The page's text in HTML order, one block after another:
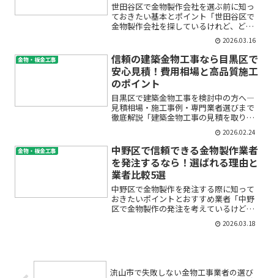
世田谷区で金物製作会社を選ぶ前に知っ
ておきたい基本とポイント「世田谷区で
金物製作会社を探しているけれど、どこ
に頼んでいいのか分からない」「オーダ
ーメイド金物や鉄製手すりをお願いした
いけれど、費用や仕上がりが不安」――
そんなお悩みをお持ちでは...
2026.03.16
金物・板金工事
信頼の建築金物工事なら目黒区で
安心見積！費用相場と高品質施工
のポイント
目黒区で建築金物工事を検討中の方へ―
見積相場・施工事例・専門業者選びまで
徹底解説「建築金物工事の見積を取りた
いけど、どこに頼めば良いか分からな
い」「費用がどれくらいかかるのか不
安」というお悩みをお持ちではありませ
んか？建築金物工事は、建物の...
2026.02.24
金物・板金工事
中野区で信頼できる金物製作業者
を発注するなら！選ばれる理由と
業者比較5選
中野区で金物製作を発注する際に知って
おきたいポイントとおすすめ業者「中野
区で金物製作の発注を考えているけど、
どの業者に頼めばいいのか分からない」
「納期や品質、費用面が心配」「見積り
2026.03.18
流山市で失敗しない金物工事業者の選び